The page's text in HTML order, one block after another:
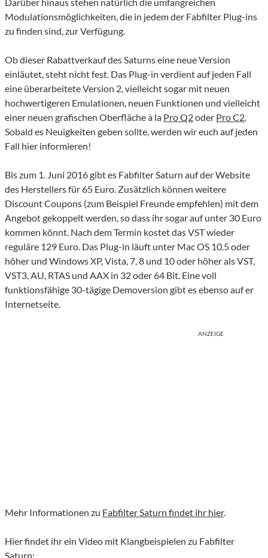
Darüber hinaus stehen natürlich die umfangreichen
Modulationsmöglichkeiten, die in jedem der Fabfilter Plug-ins
zu finden sind, zur Verfügung.
Ob dieser Rabattverkauf des Saturns eine neue Version
einläutet, steht nicht fest. Das Plug-in verdient auf jeden Fall
eine überarbeitete Version 2, vielleicht sogar mit neuen
hochwertigeren Emulationen, neuen Funktionen und vielleicht
einer neuen grafischen Oberfläche à la Pro Q2oder Pro C2.
Sobald es Neuigkeiten geben sollte, werden wir euch auf jeden
Fall hier informieren!
Bis zum 1. Juni 2016 gibt es Fabfilter Saturn auf der Website
des Herstellers für 65 Euro. Zusätzlich können weitere
Discount Coupons (zum Beispiel Freunde empfehlen) mit dem
Angebot gekoppelt werden, so dass ihr sogar auf unter 30 Euro
kommen könnt. Nach dem Termin kostet das VST wieder
reguläre 129 Euro. Das Plug-in läuft unter Mac OS 10.5 oder
höher und Windows XP, Vista, 7, 8 und 10 oder höher als VST,
VST3, AU, RTAS und AAX in 32 oder 64 Bit. Eine voll
funktionsfähige 30-tägige Demoversion gibt es ebenso auf er
Internetseite.
ANZEIGE
Mehr Informationen zu Fabfilter Saturn findet ihr hier.
Hier findet ihr ein Video mit Klangbeispielen zu Fabfilter
Saturn: